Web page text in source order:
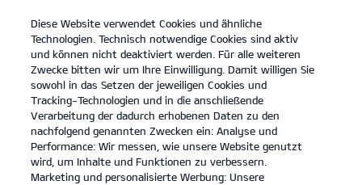
open
menu
KONTAKT
Entdecken
... ENTDECKEN
Diese Website verwendet Cookies und ähnliche
Technologien. Technisch notwendige Cookies sind aktiv
und können nicht deaktiviert werden. Für alle weiteren
Zwecke bitten wir um Ihre Einwilligung. Damit willigen Sie
sowohl in das Setzen der jeweiligen Cookies und
Tracking-Technologien und in die anschließende
Verarbeitung der dadurch erhobenen Daten zu den
nachfolgend genannten Zwecken ein: Analyse und
Performance: Wir messen, wie unsere Website genutzt
wird, um Inhalte und Funktionen zu verbessern.
Marketing und personalisierte Werbung: Unsere